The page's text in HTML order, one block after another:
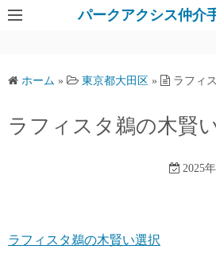
パークアクシス仲介
ホーム » 東京都大田区 » ラフィ
ラフィスタ鵜の木賢
2025
ラフィスタ鵜の木賢い選択